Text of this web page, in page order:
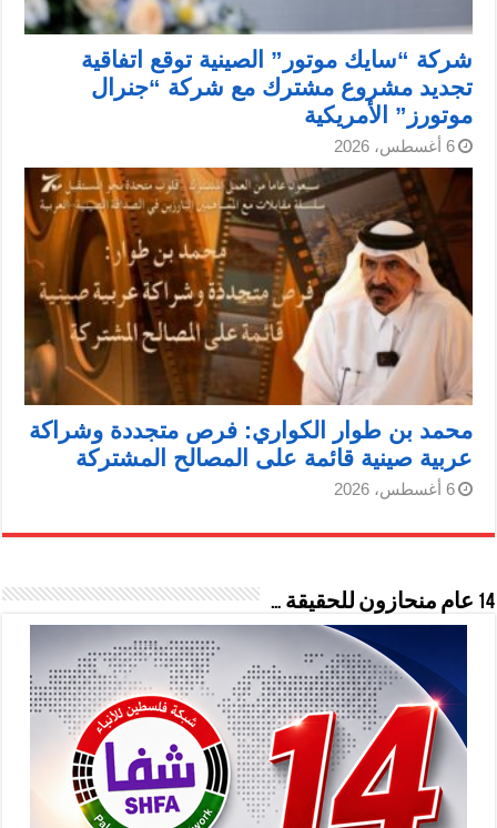
شركة “سايك موتور” الصينية توقع اتفاقية
تجديد مشروع مشترك مع شركة “جنرال
موتورز” الأمريكية
6 أغسطس، 2026
محمد بن طوار الكواري: فرص متجددة وشراكة
عربية صينية قائمة على المصالح المشتركة
6 أغسطس، 2026
14 عام منحازون للحقيقة …